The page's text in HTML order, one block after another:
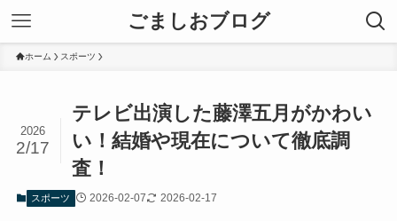
ごましおブログ
ホーム スポーツ
テレビ出演した藤澤五月がかわい
い！結婚や現在について徹底調
査！
2026
2/17
スポーツ 2026-02-07 2026-02-17